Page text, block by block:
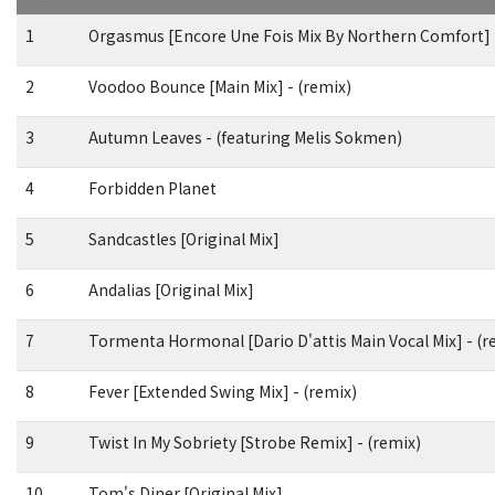
1
Orgasmus [Encore Une Fois Mix By Northern
2 Voodoo Bounce [Main Mix] - (remix)
3 Autumn Leaves - (featuring Melis Sokmen)
4 Forbidden Planet
5 Sandcastles [Original Mix]
6 Andalias [Original Mix]
7 Tormenta Hormonal [Dario D'attis Main Vocal Mix] -
8 Fever [Extended Swing Mix] - (remix)
9 Twist In My Sobriety [Strobe Remix] - (remix)